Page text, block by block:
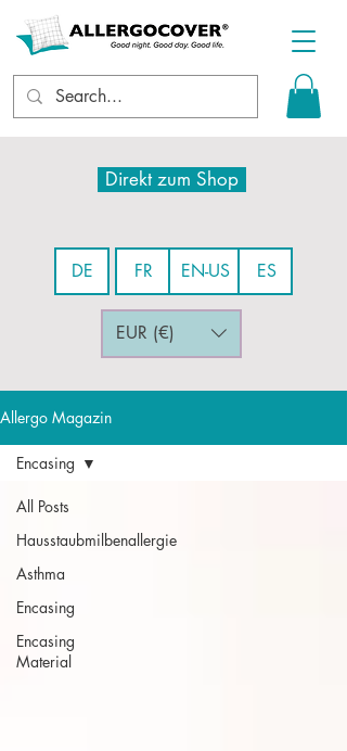
Direkt zum Shop
EUR (€)
DE FR EN-US ES
Allergo Magazin
All Posts
Hausstaubmilbenallergie
Asthma
Encasing
Encasing
Material
Encasing